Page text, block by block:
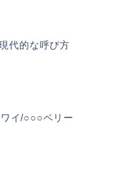
代的な呼び方
イ/○○○ベリー